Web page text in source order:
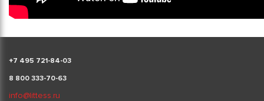
+7 495 721-84-03
8 800 333-70-63
info@littess.ru